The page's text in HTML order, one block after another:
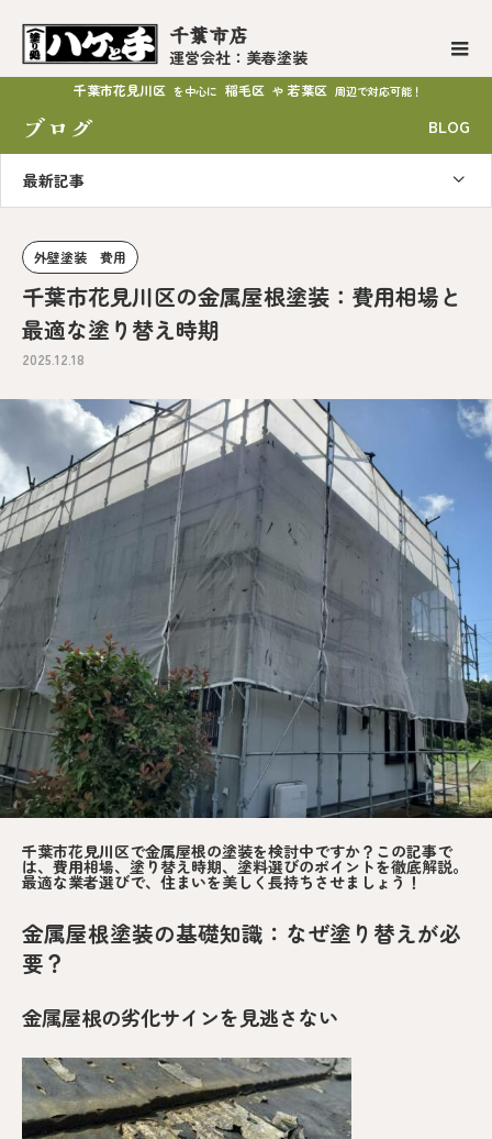
千葉市店
運営会社：美春塗装
千葉市花見川区 を中心に 稲毛区 や 若葉区 周辺で対応可能！
ブログ BLOG
最新記事
外壁塗装 費用
千葉市花見川区の金属屋根塗装：費用相場と
最適な塗り替え時期
2025.12.18
千葉市花見川区で金属屋根の塗装を検討中ですか？この記事で
は、費用相場、塗り替え時期、塗料選びのポイントを徹底解説。
最適な業者選びで、住まいを美しく長持ちさせましょう！
金属屋根塗装の基礎知識：なぜ塗り替えが必
要？
金属屋根の劣化サインを見逃さない